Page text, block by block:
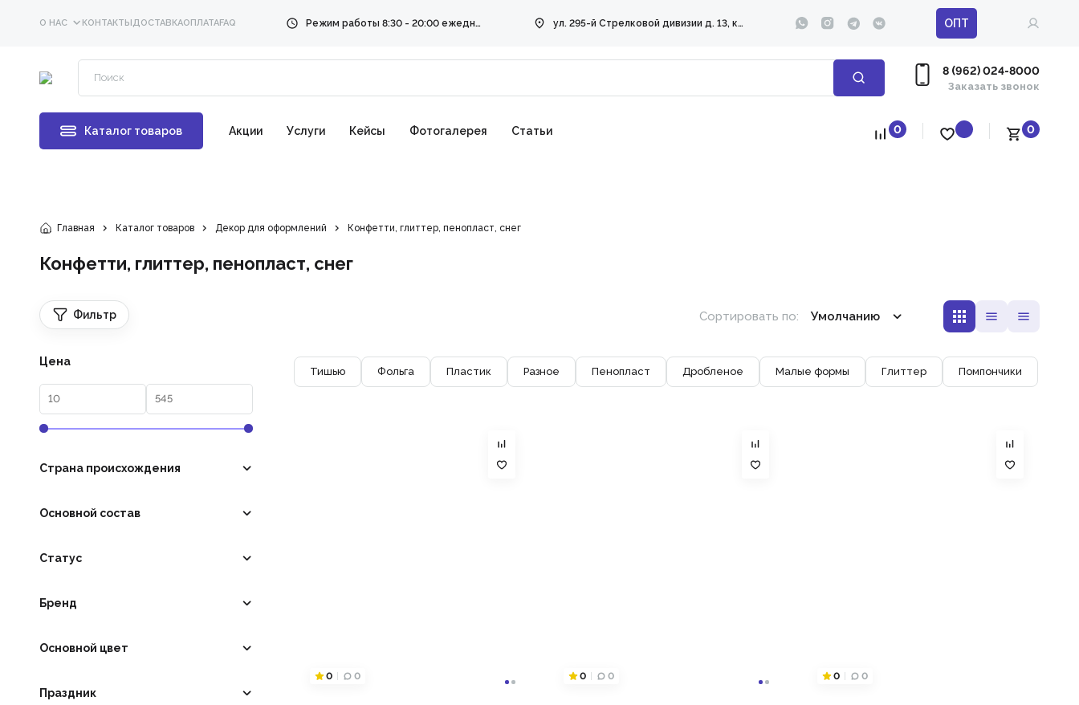
О НАС КОНТАКТЫДОСТАВКАОПЛАТАFAQ Режим работы 8:30 - 20:00 ежедневно ул. 295-й Стрелковой дивизии д. 13, корп. 1 ОПТ
8 (962) 024-8000
Заказать звонок
Каталог товаров Акции Услуги Кейсы Фотогалерея Статьи 0 0
Главная Каталог товаров Декор для оформлений Конфетти, глиттер, пенопласт, снег
Конфетти, глиттер, пенопласт, снег
Фильтр
Цена
Страна происхождения
Основной состав
Статус
Бренд
Основной цвет
Праздник
Сортировать по: Умолчанию
Тишью Фольга Пластик Разное Пенопласт Дробленое Малые формы Глиттер Помпончики
0 0 0 0 0 0